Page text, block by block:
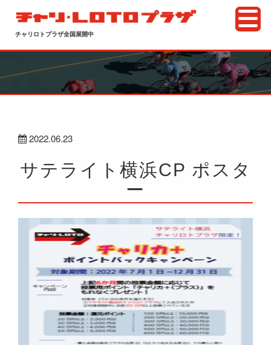
チャリロトプラザ全国展開中
2022.06.23
サテライト横浜CP ポスタ
ー